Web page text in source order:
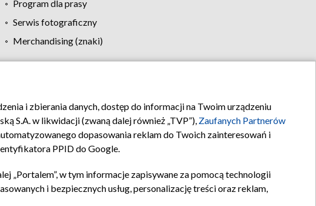
Program dla prasy
Serwis fotograficzny
Merchandising (znaki)
Biuro reklamy Kontakt
i zbierania danych, dostęp do informacji na Twoim urządzeniu
S.A. w likwidacji (zwaną dalej również „TVP”), Zaufanych Partnerów
dopasowania reklam do Twoich zainteresowań i
PPID do Google.
„Portalem”, w tym informacje zapisywane za pomocą technologii
i bezpiecznych usług, personalizację treści oraz reklam,